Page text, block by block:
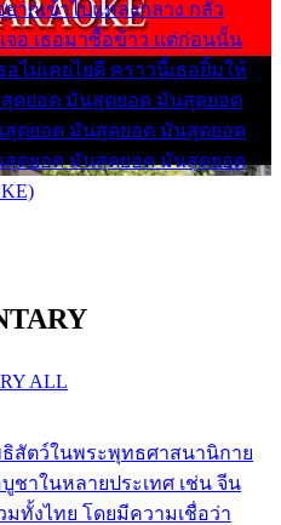
ากเข้าไปแหลงกลาง กลัว
จอ เธอมาซื้อข้าว แต่ก่อนนั้น
อไม่เคยไยดี คราวนี้เธอยิ้มให้
สุดยอด มันสุดยอด มันสุดยอด
ดยอด มันสุดยอด มันสุดยอด
ดยอด มันสุดยอด มันสุดยอด
ALL
สัตว์ในพระพุทธศาสนานิกาย
ชาในหลายประเทศ เช่น จีน
ทั้งไทย โดยมีความเชื่อว่า